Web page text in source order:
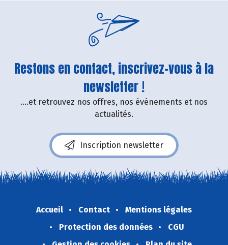
Restons en contact, inscrivez-vous à la
newsletter !
....et retrouvez nos offres, nos événements et nos
actualités.
Inscription newsletter
Accueil Contact
Mentions légales
Protection des données
CGU